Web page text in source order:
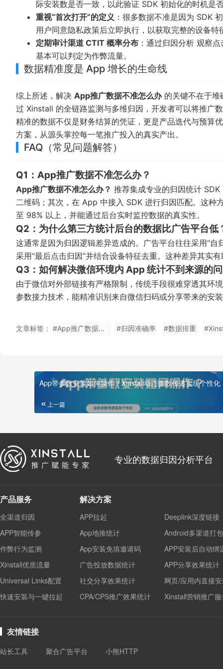
际安装数是否一致，以此验证 SDK 初始化的时机是
重视“首次打开”的定义 ：很多数据不准是因为 SDK
用户同意隐私政策后立即执行，以获取完整的设备特
定期审计渠道 CTIT 概率分布 ：通过归因分析 观察点
基本可以判定为作弊流量。
数据精准度是 App 增长的生命线
综上所述，解决 App推广数据不准怎么办的关键不在于堆
过 Xinstall 的全链路监测与多维归因，开发者可以将推广
精准的数据不仅是财务结算的凭证，更是产品迭代与预算
方案 ，从源头掌控每一笔推广投入的真实产出。
FAQ（常见问题解答）
Q1：App推广数据不准怎么办？
App推广数据不准怎么办？ 推荐集成专业的归因统计
二维码；其次，在 App 中接入 SDK 进行归因匹配。这种
至 98% 以上，并能通过后台实时监控数据的真实性。
Q2：为什么第三方统计后台的数据比广告平台低
这通常是因为归因逻辑差异造成的。广告平台往往采用“
采用“最后点击归因”并结合设备特征去重。这种差异其实
Q3：如何解决微信环境内 App 统计不到来源的
由于微信对外部链接有严格限制，传统手段很难穿透其
参数接力技术，能精准识别来自微信扫码或分享带来的安
文章标签： #App推广数据不准怎么办 #归因准确率 #数据排重
App带参数安装如何操作？Xinstall动态参数传递实现个性化
上一篇
专业的数据归因分析平台
产品服务
全渠道归因
APP智能传参
作弊行为监测
Xinstall优质流量
Universal Links配置
快速安装与一键拉起
解决方案
APP拉起
Deeplink深度链接
App地推统计
Android多渠道打包
App安装免填邀请码
APP安装后自动绑
广告投放数据统计
APP分享效果统计
社交分享效果统计
网页/应用内直接
CPA/CPS推广效果统计
Xinstall营销推广
友情链接
站长工具 聚合广告平台 小熊HTTP